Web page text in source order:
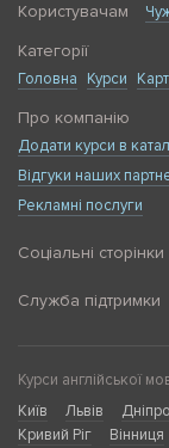
Користувачам
Категорії
Головна Курси
Про компанію
Додати курси в
Відгуки наших
Рекламні послуги
Соціальні сторінки
Служба підтримки
Курси англійської
Київ
Львів Дніпро
Кривий Ріг
Вінниця